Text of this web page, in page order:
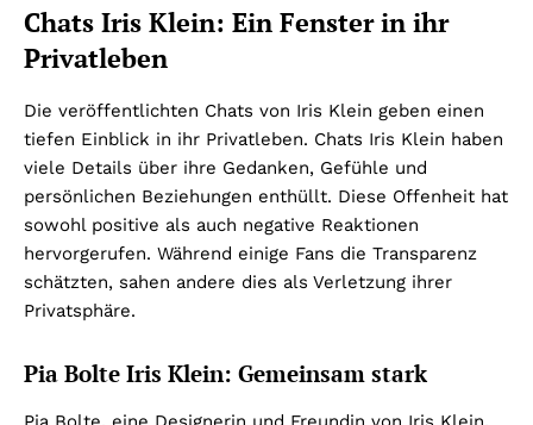
Chats Iris Klein: Ein Fenster in ihr
Privatleben
Die veröffentlichten Chats von Iris Klein geben einen
tiefen Einblick in ihr Privatleben. Chats Iris Klein haben
viele Details über ihre Gedanken, Gefühle und
persönlichen Beziehungen enthüllt. Diese Offenheit hat
sowohl positive als auch negative Reaktionen
hervorgerufen. Während einige Fans die Transparenz
schätzten, sahen andere dies als Verletzung ihrer
Privatsphäre.
Pia Bolte Iris Klein: Gemeinsam stark